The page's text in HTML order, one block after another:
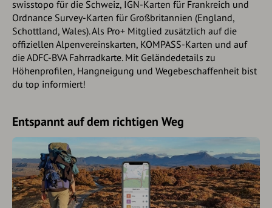
swisstopo für die Schweiz, IGN-Karten für Frankreich und
Ordnance Survey-Karten für Großbritannien (England,
Schottland, Wales). Als Pro+ Mitglied zusätzlich auf die
offiziellen Alpenvereinskarten, KOMPASS-Karten und auf
die ADFC-BVA Fahrradkarte. Mit Geländedetails zu
Höhenprofilen, Hangneigung und Wegebeschaffenheit bist
du top informiert!
Entspannt auf dem richtigen Weg